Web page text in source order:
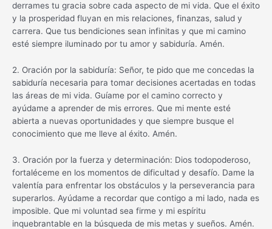
derrames tu gracia sobre cada aspecto de mi vida. Que el éxito
y la prosperidad fluyan en mis relaciones, finanzas, salud y
carrera. Que tus bendiciones sean infinitas y que mi camino
esté siempre iluminado por tu amor y sabiduría. Amén.
2. Oración por la sabiduría: Señor, te pido que me concedas la
sabiduría necesaria para tomar decisiones acertadas en todas
las áreas de mi vida. Guíame por el camino correcto y
ayúdame a aprender de mis errores. Que mi mente esté
abierta a nuevas oportunidades y que siempre busque el
conocimiento que me lleve al éxito. Amén.
3. Oración por la fuerza y determinación: Dios todopoderoso,
fortaléceme en los momentos de dificultad y desafío. Dame la
valentía para enfrentar los obstáculos y la perseverancia para
superarlos. Ayúdame a recordar que contigo a mi lado, nada es
imposible. Que mi voluntad sea firme y mi espíritu
inquebrantable en la búsqueda de mis metas y sueños. Amén.